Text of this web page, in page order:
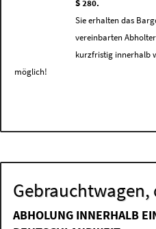
S 280.
Sie erhalten das
vereinbarten
kurzfristig innerhalb
möglich!
ABHOLUNG INNERHALB